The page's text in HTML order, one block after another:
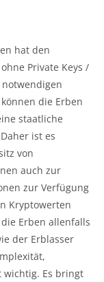
hat den
Private Keys /
die Erben
staatliche
ist es
von
auch zur
zur Verfügung
Kryptowerten
Erben allenfalls
der Erblasser
Es bringt